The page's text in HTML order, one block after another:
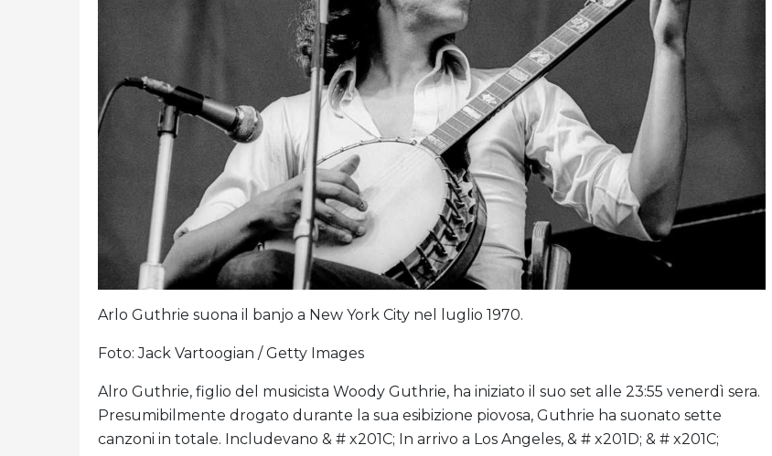
Arlo Guthrie suona il banjo a New York City nel luglio 1970.
Foto: Jack Vartoogian / Getty Images
Alro Guthrie, figlio del musicista Woody Guthrie, ha iniziato il suo set alle 23:55 venerdì sera.
Presumibilmente drogato durante la sua esibizione piovosa, Guthrie ha suonato sette
canzoni in totale. Includevano & # x201C; In arrivo a Los Angeles, & # x201D; & # x201C;